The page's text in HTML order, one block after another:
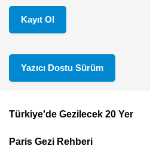
Kayıt Ol
Yazıcı Dostu Sürüm
Footer
Top
Türkiye'de Gezilecek 20 Yer
Paris Gezi Rehberi